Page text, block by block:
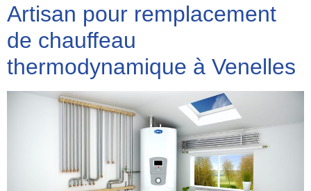
Artisan pour remplacement
de chauffeau
thermodynamique à Venelles